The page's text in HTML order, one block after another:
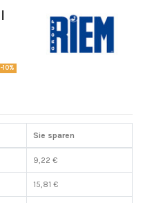
-10%
Sie sparen
9,22 €
15,81 €